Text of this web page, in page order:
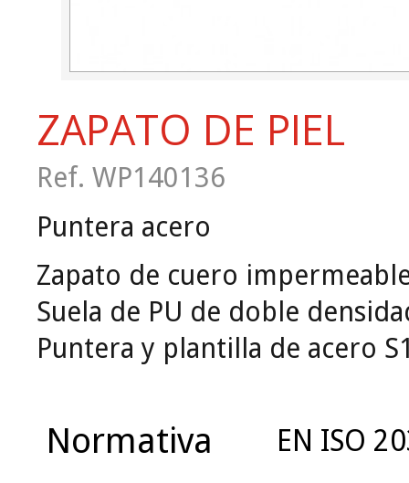
ZAPATO DE PIEL
Ref. WP140136
Puntera acero
Zapato de cuero
Suela de PU de doble
Puntera y plantilla de acero
Normativa EN ISO